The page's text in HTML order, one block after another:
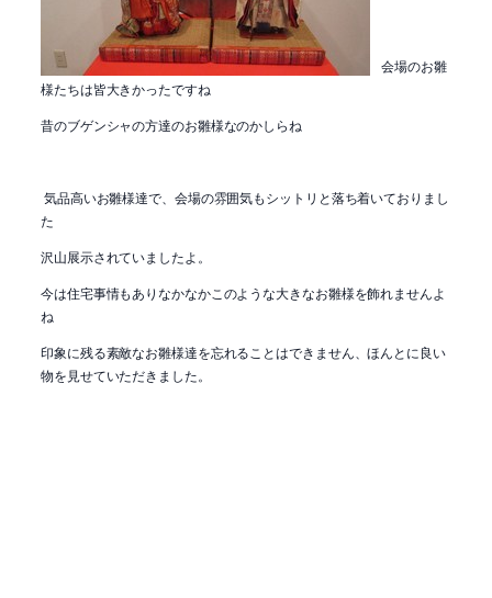
会場のお雛
様たちは皆大きかったですね
昔のブゲンシャの方達のお雛様なのかしらね
気品高いお雛様達で、会場の雰囲気もシットリと落ち着いておりまし
た
沢山展示されていましたよ。
今は住宅事情もありなかなかこのような大きなお雛様を飾れませんよ
ね
印象に残る素敵なお雛様達を忘れることはできません、ほんとに良い
物を見せていただきました。